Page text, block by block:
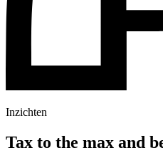
Inzichten
Tax to the max and